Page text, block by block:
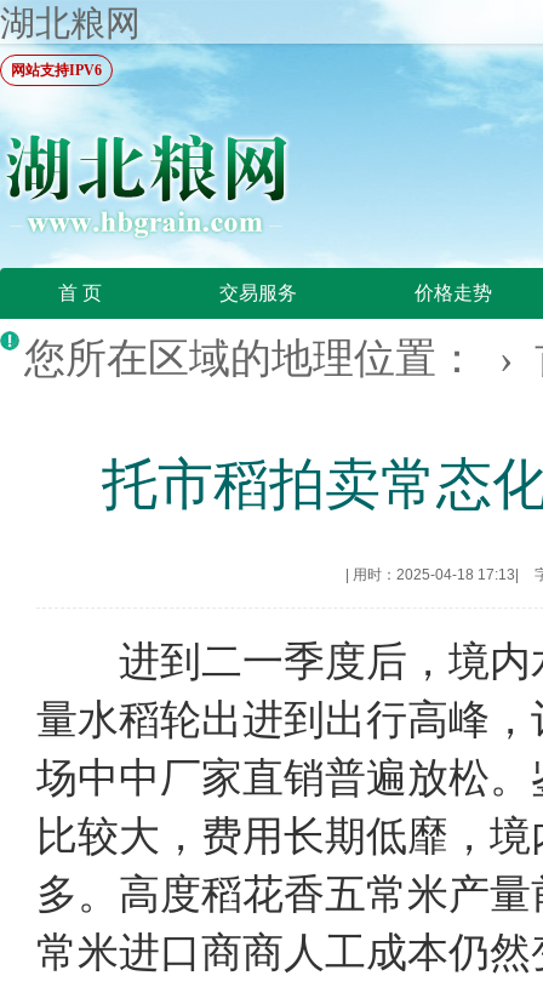
湖北粮网
网站支持IPV6
首 页 交易服务 价格走势
您所在区域的地理位置： ›
托市稻拍卖常态
用时：2025-04-18 17:13
进到二一季度后，境内
量水稻轮出进到出行高峰
场中中厂家直销普遍放松
比较大，费用长期低靡，
多。高度稻花香五常米产
常米进口商商人工成本仍